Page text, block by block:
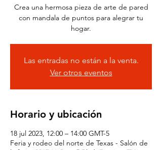
Crea una hermosa pieza de arte de pared
con mandala de puntos para alegrar tu
hogar.
Las entradas no están a la venta.
Ver otros eventos
Horario y ubicación
18 jul 2023, 12:00 – 14:00 GMT-5
Feria y rodeo del norte de Texas - Salón de